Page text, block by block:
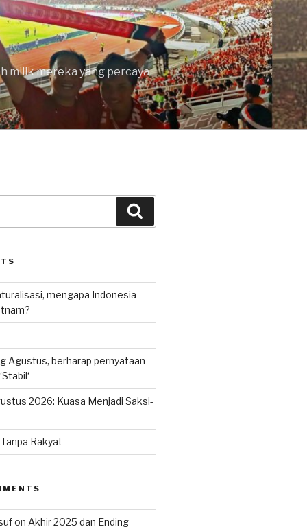
milik mereka yang percaya
mengapa Indonesia
Agustus, berharap pernyataan
2026: Kuasa Menjadi Saksi-
Rakyat
on Akhir 2025 dan Ending